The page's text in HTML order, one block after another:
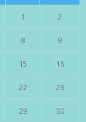
1 2
8 9
15 16
22 23
29 30